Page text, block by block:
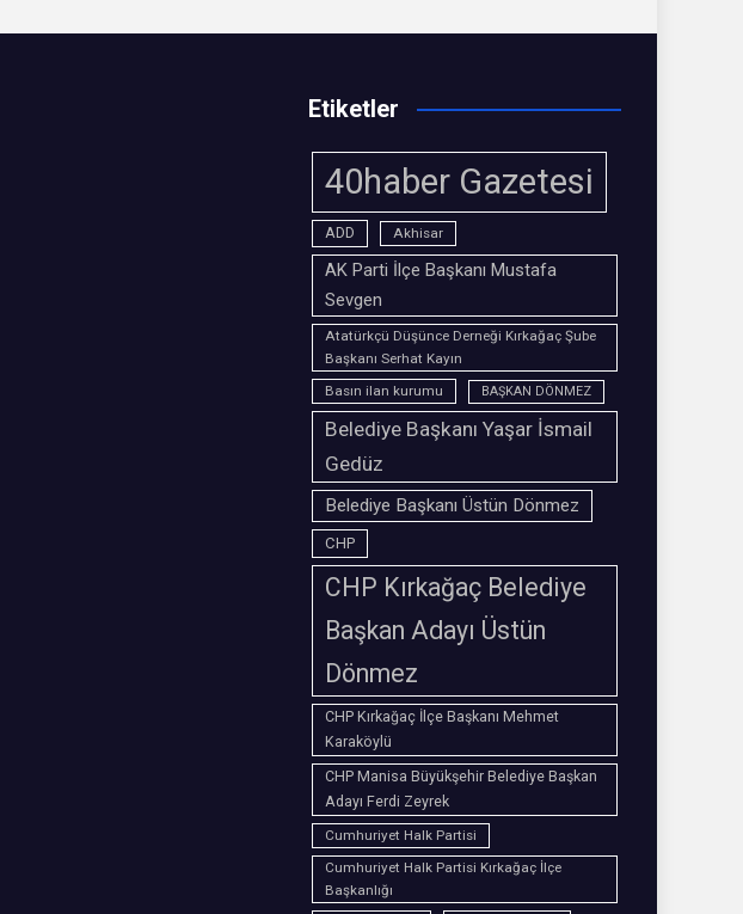
Etiketler
40haber Gazetesi
ADD Akhisar
AK Parti İlçe Başkanı Mustafa
Sevgen
Atatürkçü Düşünce Derneği Kırkağaç Şube
Başkanı Serhat Kayın
Basın ilan kurumu
BAŞKAN DÖNMEZ
Belediye Başkanı Yaşar İsmail
Gedüz
Belediye Başkanı Üstün Dönmez
CHP
CHP Kırkağaç Belediye
Başkan Adayı Üstün
Dönmez
CHP Kırkağaç İlçe Başkanı Mehmet
Karaköylü
CHP Manisa Büyükşehir Belediye Başkan
Adayı Ferdi Zeyrek
Cumhuriyet Halk Partisi
Cumhuriyet Halk Partisi Kırkağaç İlçe
Başkanlığı